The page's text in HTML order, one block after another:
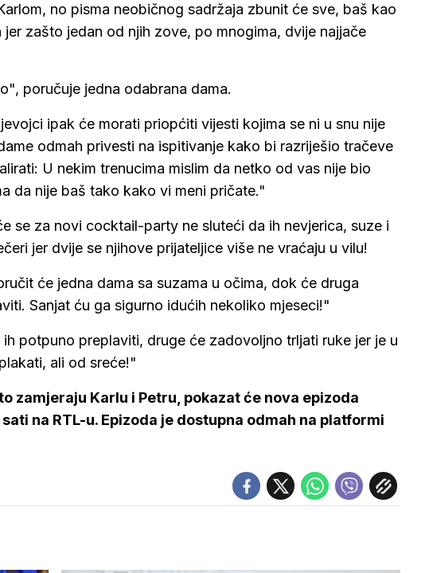
no pisma neobičnog sadržaja zbunit će sve, baš kao
zašto jedan od njih zove, po mnogima, dvije najjače
poručuje jedna odabrana dama.
ipak će morati priopćiti vijesti kojima se ni u snu nije
odmah privesti na ispitivanje kako bi razriješio tračeve
U nekim trenucima mislim da netko od vas nije bio
da nije baš tako kako vi meni pričate."
se za novi cocktail-party ne sluteći da ih nevjerica, suze i
jer dvije se njihove prijateljice više ne vraćaju u vilu!
će jedna dama sa suzama u očima, dok će druga
Sanjat ću ga sigurno idućih nekoliko mjeseci!"
potpuno preplaviti, druge će zadovoljno trljati ruke jer je u
ali od sreće!"
zamjeraju Karlu i Petru, pokazat će nova epizoda
sati na RTL-u. Epizoda je dostupna odmah na platformi